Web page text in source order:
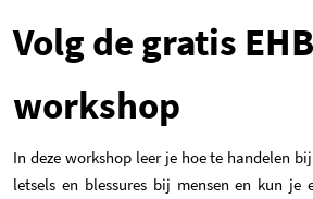
Volg de gratis
workshop
In deze workshop leer je hoe te handelen
letsels en blessures bij mensen en kun je